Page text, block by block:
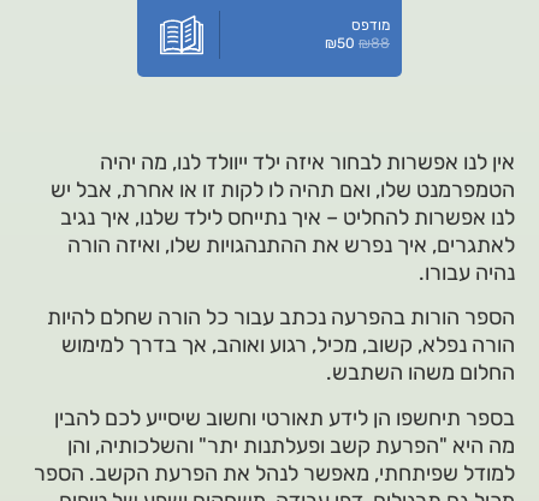
מודפס
₪88
₪50
אין לנו אפשרות לבחור איזה ילד ייוולד לנו, מה יהיה
הטמפרמנט שלו, ואם תהיה לו לקות זו או אחרת, אבל יש
לנו אפשרות להחליט – איך נתייחס לילד שלנו, איך נגיב
לאתגרים, איך נפרש את ההתנהגויות שלו, ואיזה הורה
נהיה עבורו.
הספר הורות בהפרעה נכתב עבור כל הורה שחלם להיות
הורה נפלא, קשוב, מכיל, רגוע ואוהב, אך בדרך למימוש
החלום משהו השתבש.
בספר תיחשפו הן לידע תאורטי וחשוב שיסייע לכם להבין
מה היא "הפרעת קשב ופעלתנות יתר" והשלכותיה, והן
למודל שפיתחתי, מאפשר לנהל את הפרעת הקשב. הספר